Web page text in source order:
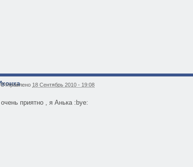
Отправлено 18 Сентябрь 2010 - 19:08
очень приятно , я Анька :bye: